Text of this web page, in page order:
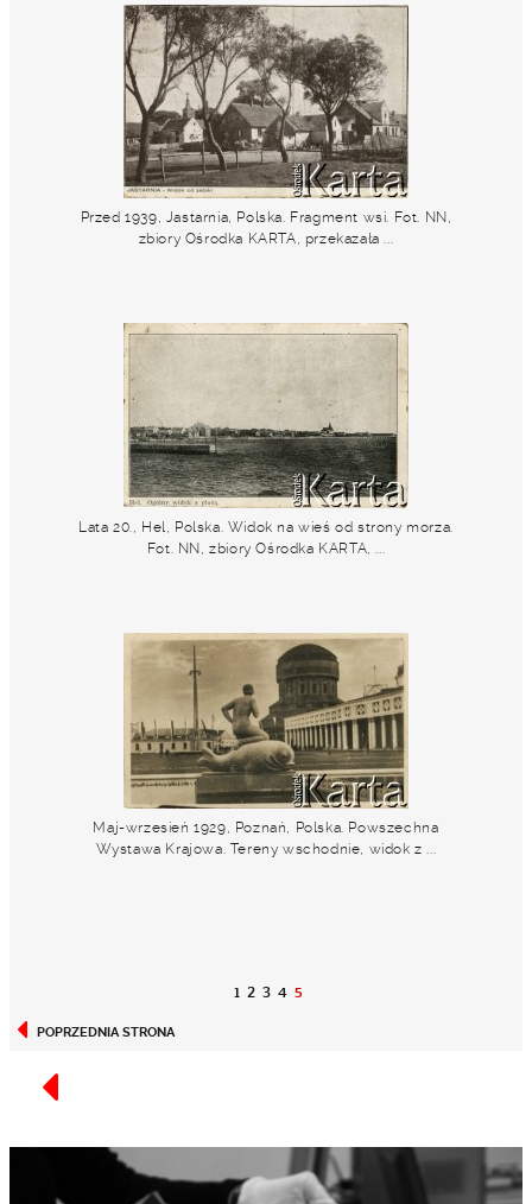
Przed 1939, Jastarnia, Polska. Fragment wsi. Fot. NN,
zbiory Ośrodka KARTA, przekazała ...
Lata 20., Hel, Polska. Widok na wieś od strony morza.
Fot. NN, zbiory Ośrodka KARTA, ...
Maj-wrzesień 1929, Poznań, Polska. Powszechna
Wystawa Krajowa. Tereny wschodnie, widok z ...
POPRZEDNIA STRONA
1 2 3 4 5